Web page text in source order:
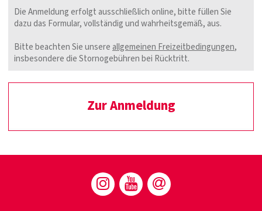
Die Anmeldung erfolgt ausschließlich online, bitte füllen Sie
dazu das Formular, vollständig und wahrheitsgemäß, aus.
Bitte beachten Sie unsereallgemeinen Freizeitbedingungen,
insbesondere die Stornogebühren bei Rücktritt.
Zur Anmeldung